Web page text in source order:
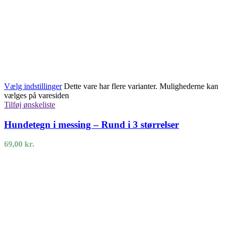
Vælg indstillinger Dette vare har flere varianter. Mulighederne kan
vælges på varesiden
Tilføj ønskeliste
Hundetegn i messing – Rund i 3 størrelser
69,00 kr.